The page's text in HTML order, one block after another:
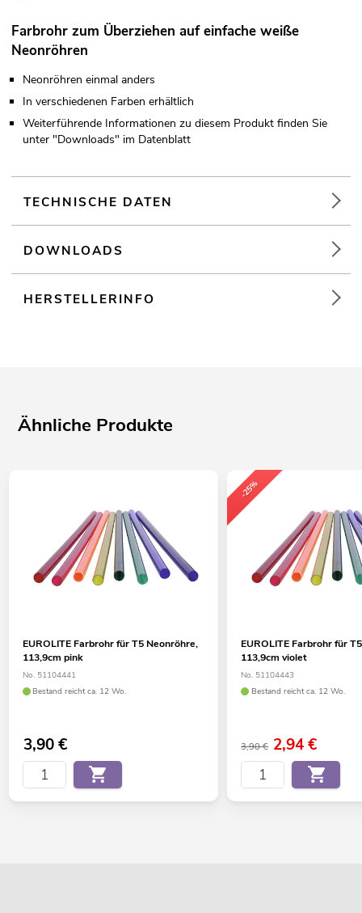
Farbrohr zum Überziehen auf einfache weiße
Neonröhren
Neonröhren einmal anders
In verschiedenen Farben erhältlich
Weiterführende Informationen zu diesem Produkt finden Sie
unter "Downloads" im Datenblatt
TECHNISCHE DATEN
DOWNLOADS
HERSTELLERINFO
Ähnliche Produkte
EUROLITE Farbrohr für T5 Neonröhre,
113,9cm pink
No. 51104441
Bestand reicht ca. 12 Wo.
3,90€
-25%
EUROLITE Farbrohr für
113,9cm violet
No. 51104443
Bestand reicht ca. 12 Wo.
3,90 € 2,94€